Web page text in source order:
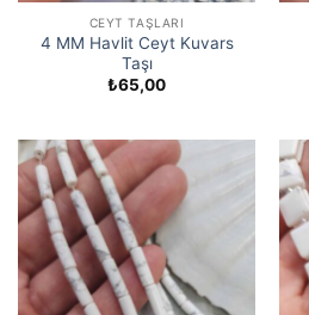
CEYT TAŞLARI
4 MM Havlit Ceyt Kuvars
Taşı
₺65,00